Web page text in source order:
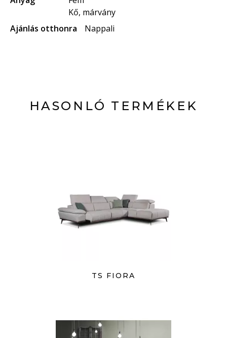
Kő, márvány
Ajánlás otthonra
Nappali
HASONLÓ TERMÉKEK
TS FIORA